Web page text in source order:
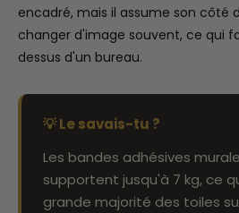
encadré, mais il assume son
changer d'image souvent, ce qui
dessus d'un bureau.
💡 Le savais-tu ?
Les bandes adhésives
supportent jusqu'à 7 kg, ce
grande majorité des toiles